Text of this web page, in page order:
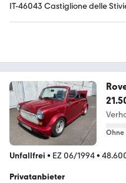
IT-46043 Castiglione delle
Ohne
Unfallfrei • EZ 06/1994•
Privatanbieter